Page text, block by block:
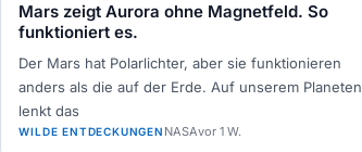
Mars zeigt Aurora ohne Magnetfeld. So
funktioniert es.
Der Mars hat Polarlichter, aber sie funktionieren
anders als die auf der Erde. Auf unserem Planeten
lenkt das
WILDE ENTDECKUNGEN NASAvor 1 W.